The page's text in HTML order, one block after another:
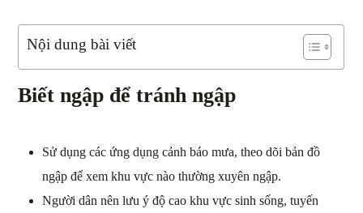
Nội dung bài viết
Biết ngập để tránh ngập
Sử dụng các ứng dụng cảnh báo mưa, theo dõi bản đồ
ngập để xem khu vực nào thường xuyên ngập.
Người dân nên lưu ý độ cao khu vực sinh sống, tuyến